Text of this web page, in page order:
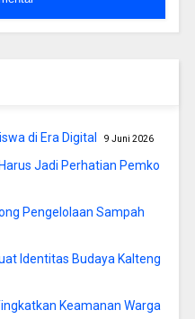
di Era Digital 9 Juni 2026
Jadi Perhatian Pemko
Pengelolaan Sampah
Identitas Budaya Kalteng
Keamanan Warga